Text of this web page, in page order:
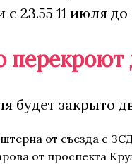
23.55 11 июля до
будет закрыто
от съезда с
от проспекта